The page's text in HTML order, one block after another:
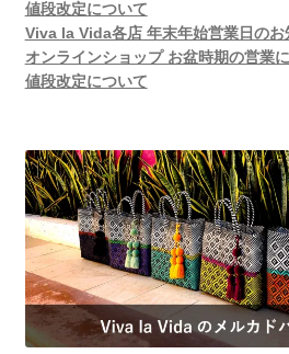
値段改定について
Viva la Vida各店 年末年始営業日のお
オンラインショップ お盆時期の営業
値段改定について